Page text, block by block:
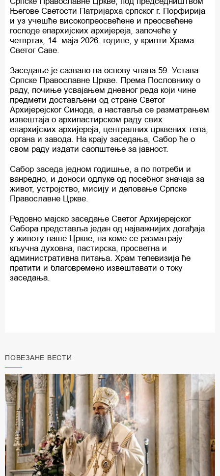
Његове Светости Патријарха српског г. Порфирија
и уз учешће високопреосвећене и преосвећене
господе епархијских архијереја, започеће у
четвртак, 14. маја 2026. године, у крипти Храма
Светог Саве.
Заседање је сазвано на основу члана 59. Устава
Српске Православне Цркве. Према Пословнику о
раду, почиње усвајањем дневног реда који чине
предмети достављени од стране Светог
Архијерејског Синода, а наставља се разматрањем
извештаја о архипастирском раду свих
епархијских архијереја, централних црквених тела,
органа и завода. На крају заседања, Сабор ће о
свом раду издати саопштење за јавност.
Сабор заседа једном годишње, а по потреби и
ванредно, и доноси одлуке од посебног значаја за
живот, устројство, мисију и деловање Српске
Православне Цркве.
Редовно мајско заседање Светог Архијерејског
Сабора представља један од најважнијих догађаја
у животу наше Цркве, на коме се разматрају
кључна духовна, пастирска, просветна и
административна питања. Храм телевизија ће
пратити и благовремено извештавати о току
заседања.
ПОВЕЗАНЕ ВЕСТИ